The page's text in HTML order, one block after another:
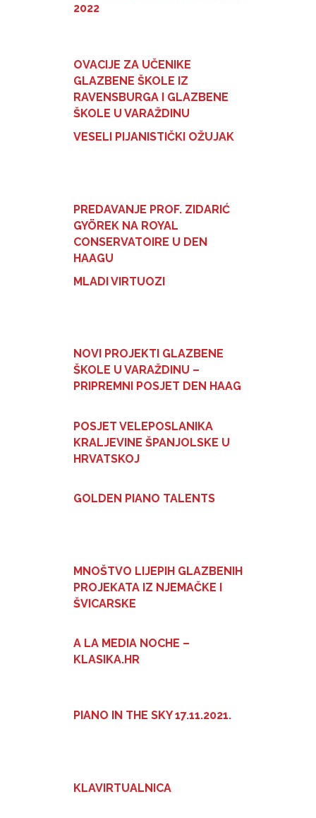
2022
OVACIJE ZA UČENIKE
GLAZBENE ŠKOLE IZ
RAVENSBURGA I GLAZBENE
ŠKOLE U VARAŽDINU
VESELI PIJANISTIČKI OŽUJAK
PREDAVANJE PROF. ZIDARIĆ
GYÖREK NA ROYAL
CONSERVATOIRE U DEN
HAAGU
MLADI VIRTUOZI
NOVI PROJEKTI GLAZBENE
ŠKOLE U VARAŽDINU –
PRIPREMNI POSJET DEN HAAG
POSJET VELEPOSLANIKA
KRALJEVINE ŠPANJOLSKE U
HRVATSKOJ
GOLDEN PIANO TALENTS
MNOŠTVO LIJEPIH GLAZBENIH
PROJEKATA IZ NJEMAČKE I
ŠVICARSKE
A LA MEDIA NOCHE –
KLASIKA.HR
PIANO IN THE SKY 17.11.2021.
KLAVIRTUALNICA